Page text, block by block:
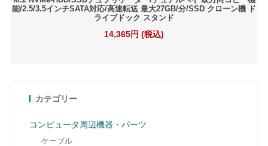
能/2.5/3.5インチSATA対応/高速転送 最大27GB/分/SSD クローン機 ド
ライブドック スタンド
14,365円 (税込)
カテゴリー
コンピュータ周辺機器・パーツ
ケーブル